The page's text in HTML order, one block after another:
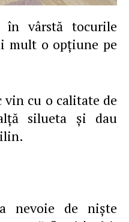
în vârstă tocurile
mult o opţiune pe
cu o calitate de
silueta şi dau
nevoie de nişte